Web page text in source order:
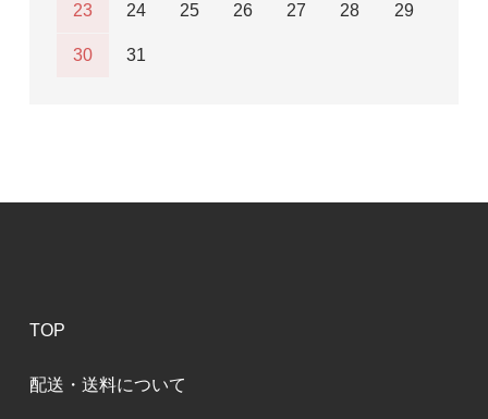
23 24 25 26 27 28 29
30 31
TOP
配送・送料について